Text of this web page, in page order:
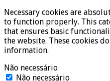
Necessary cookies are
to function properly. This
that ensures basic
the website. These cookies
information.
Não necessário
Não necessário